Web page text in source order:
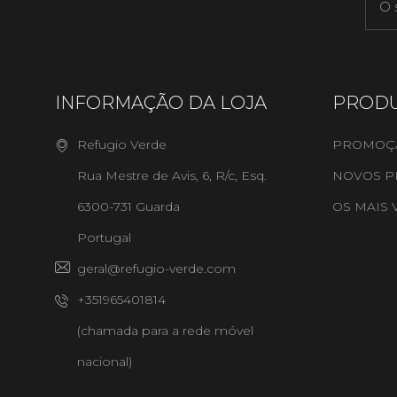
INFORMAÇÃO DA LOJA
Refugio Verde
Rua Mestre de Avis, 6, R/c, Esq.
6300-731 Guarda
Portugal
geral@refugio-verde.com
+351965401814
(chamada para a rede móvel
nacional)
NOVOS
OS MAIS